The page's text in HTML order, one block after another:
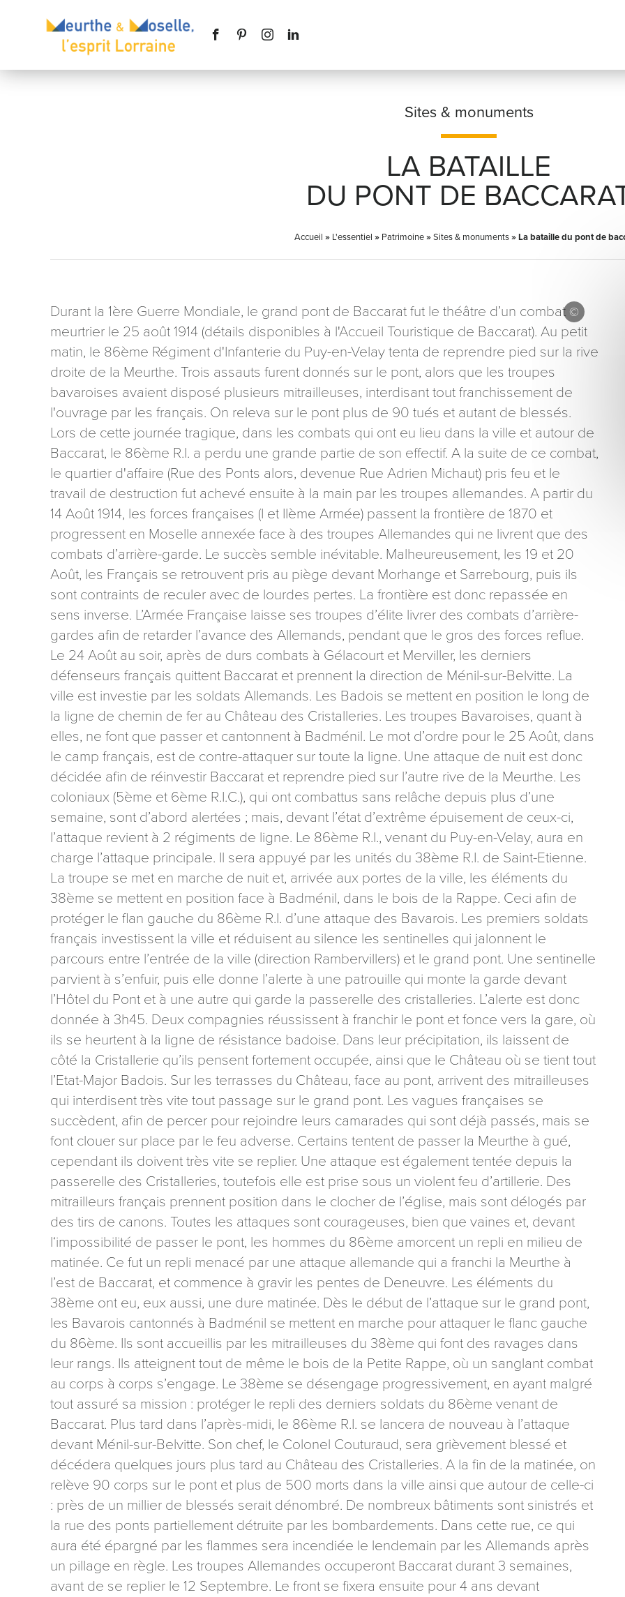
Sites & monuments
LA BATAILLE
DU PONT DE
Accueil » L'essentiel » Patrimoine»Sites & monuments»La bataille du pont de
Durant la 1ère Guerre Mondiale, le grand pont de Baccarat fut le théâtre d’un combat
meurtrier le 25 août 1914 (détails disponibles à l'Accueil Touristique de Baccarat). Au petit
matin, le 86ème Régiment d'Infanterie du Puy-en-Velay tenta de reprendre pied sur la rive
droite de la Meurthe. Trois assauts furent donnés sur le pont, alors que les troupes
bavaroises avaient disposé plusieurs mitrailleuses, interdisant tout franchissement de
l'ouvrage par les français. On releva sur le pont plus de 90 tués et autant de blessés.
Lors de cette journée tragique, dans les combats qui ont eu lieu dans la ville et autour de
Baccarat, le 86ème R.I. a perdu une grande partie de son effectif. A la suite de ce combat,
le quartier d'affaire (Rue des Ponts alors, devenue Rue Adrien Michaut) pris feu et le
travail de destruction fut achevé ensuite à la main par les troupes allemandes. A partir du
14 Août 1914, les forces françaises (I et IIème Armée) passent la frontière de 1870 et
progressent en Moselle annexée face à des troupes Allemandes qui ne livrent que des
combats d’arrière-garde. Le succès semble inévitable. Malheureusement, les 19 et 20
Août, les Français se retrouvent pris au piège devant Morhange et Sarrebourg, puis ils
sont contraints de reculer avec de lourdes pertes. La frontière est donc repassée en
sens inverse. L’Armée Française laisse ses troupes d’élite livrer des combats d’arrière-
gardes afin de retarder l’avance des Allemands, pendant que le gros des forces reflue.
Le 24 Août au soir, après de durs combats à Gélacourt et Merviller, les derniers
défenseurs français quittent Baccarat et prennent la direction de Ménil-sur-Belvitte. La
ville est investie par les soldats Allemands. Les Badois se mettent en position le long de
la ligne de chemin de fer au Château des Cristalleries. Les troupes Bavaroises, quant à
elles, ne font que passer et cantonnent à Badménil. Le mot d’ordre pour le 25 Août, dans
le camp français, est de contre-attaquer sur toute la ligne. Une attaque de nuit est donc
décidée afin de réinvestir Baccarat et reprendre pied sur l’autre rive de la Meurthe. Les
coloniaux (5ème et 6ème R.I.C.), qui ont combattus sans relâche depuis plus d’une
semaine, sont d’abord alertées ; mais, devant l’état d’extrême épuisement de ceux-ci,
l’attaque revient à 2 régiments de ligne. Le 86ème R.I., venant du Puy-en-Velay, aura en
charge l’attaque principale. Il sera appuyé par les unités du 38ème R.I. de Saint-Etienne.
La troupe se met en marche de nuit et, arrivée aux portes de la ville, les éléments du
38ème se mettent en position face à Badménil, dans le bois de la Rappe. Ceci afin de
protéger le flan gauche du 86ème R.I. d’une attaque des Bavarois. Les premiers soldats
français investissent la ville et réduisent au silence les sentinelles qui jalonnent le
parcours entre l’entrée de la ville (direction Rambervillers) et le grand pont. Une sentinelle
parvient à s’enfuir, puis elle donne l’alerte à une patrouille qui monte la garde devant
l’Hôtel du Pont et à une autre qui garde la passerelle des cristalleries. L’alerte est donc
donnée à 3h45. Deux compagnies réussissent à franchir le pont et fonce vers la gare, où
ils se heurtent à la ligne de résistance badoise. Dans leur précipitation, ils laissent de
côté la Cristallerie qu’ils pensent fortement occupée, ainsi que le Château où se tient tout
l’Etat-Major Badois. Sur les terrasses du Château, face au pont, arrivent des mitrailleuses
qui interdisent très vite tout passage sur le grand pont. Les vagues françaises se
succèdent, afin de percer pour rejoindre leurs camarades qui sont déjà passés, mais se
font clouer sur place par le feu adverse. Certains tentent de passer la Meurthe à gué,
cependant ils doivent très vite se replier. Une attaque est également tentée depuis la
passerelle des Cristalleries, toutefois elle est prise sous un violent feu d’artillerie. Des
mitrailleurs français prennent position dans le clocher de l’église, mais sont délogés par
des tirs de canons. Toutes les attaques sont courageuses, bien que vaines et, devant
l‘impossibilité de passer le pont, les hommes du 86ème amorcent un repli en milieu de
matinée. Ce fut un repli menacé par une attaque allemande qui a franchi la Meurthe à
l’est de Baccarat, et commence à gravir les pentes de Deneuvre. Les éléments du
38ème ont eu, eux aussi, une dure matinée. Dès le début de l’attaque sur le grand pont,
les Bavarois cantonnés à Badménil se mettent en marche pour attaquer le flanc gauche
du 86ème. Ils sont accueillis par les mitrailleuses du 38ème qui font des ravages dans
leur rangs. Ils atteignent tout de même le bois de la Petite Rappe, où un sanglant combat
au corps à corps s’engage. Le 38ème se désengage progressivement, en ayant malgré
tout assuré sa mission : protéger le repli des derniers soldats du 86ème venant de
Baccarat. Plus tard dans l’après-midi, le 86ème R.I. se lancera de nouveau à l’attaque
devant Ménil-sur-Belvitte. Son chef, le Colonel Couturaud, sera grièvement blessé et
décédera quelques jours plus tard au Château des Cristalleries. A la fin de la matinée, on
relève 90 corps sur le pont et plus de 500 morts dans la ville ainsi que autour de celle-ci
: près de un millier de blessés serait dénombré. De nombreux bâtiments sont sinistrés et
la rue des ponts partiellement détruite par les bombardements. Dans cette rue, ce qui
aura été épargné par les flammes sera incendiée le lendemain par les Allemands après
un pillage en règle. Les troupes Allemandes occuperont Baccarat durant 3 semaines,
avant de se replier le 12 Septembre. Le front se fixera ensuite pour 4 ans devant
Prénom*
Téléphone Adresse email*
Les informations recueillies à partir de ce formulaire sont nécessaires au traitement de votre
mention contraire). Vous disposez d’un droit d’accès, de rectification et d’opposition aux
concernant, que vous pouvez exercer en adressant une demande par courriel à
Tourisme - 48 esplanade Jacques-Baudot CO 90019 54035 NANCY cedex
reCAPTCHA